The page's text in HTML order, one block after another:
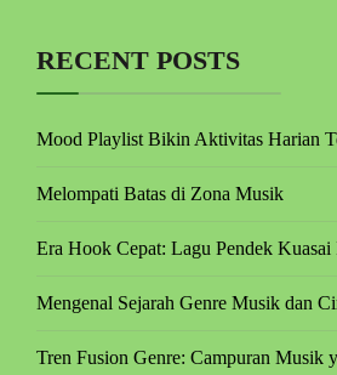
RECENT POSTS
Mood Playlist Bikin Aktivitas Harian
Melompati Batas di Zona Musik
Era Hook Cepat: Lagu Pendek
Mengenal Sejarah Genre Musik dan
Tren Fusion Genre: Campuran Musik